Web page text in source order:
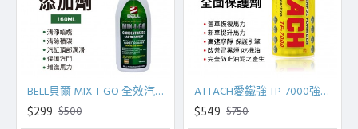
BELL貝爾 MIX-I-GO 全效汽油添加劑160ml
$299 $500
ATTACH愛鐵強 TP-7000強效引擎全面保護劑(黃罐)236ml
$549 $750